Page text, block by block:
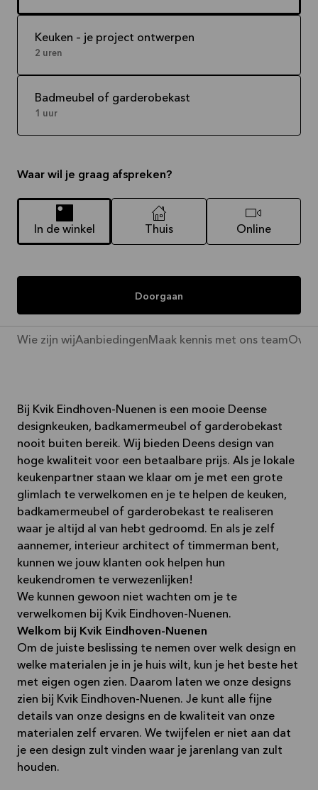
Keuken – je project ontwerpen
2 uren
Badmeubel of garderobekast
1 uur
Waar wil je graag afspreken?
In de winkel Thuis Online
Doorgaan
Wie zijn wijAanbiedingen Maak kennis met ons teamOver
Bij Kvik Eindhoven-Nuenen is een mooie Deense
designkeuken, badkamermeubel of garderobekast
nooit buiten bereik. Wij bieden Deens design van
hoge kwaliteit voor een betaalbare prijs. Als je lokale
keukenpartner staan we klaar om je met een grote
glimlach te verwelkomen en je te helpen de keuken,
badkamermeubel of garderobekast te realiseren
waar je altijd al van hebt gedroomd. En als je zelf
aannemer, interieur architect of timmerman bent,
kunnen we jouw klanten ook helpen hun
keukendromen te verwezenlijken!
We kunnen gewoon niet wachten om je te
verwelkomen bij Kvik Eindhoven-Nuenen.
Welkom bij Kvik Eindhoven-Nuenen
Om de juiste beslissing te nemen over welk design en
welke materialen je in je huis wilt, kun je het beste het
met eigen ogen zien. Daarom laten we onze designs
zien bij Kvik Eindhoven-Nuenen. Je kunt alle fijne
details van onze designs en de kwaliteit van onze
materialen zelf ervaren. We twijfelen er niet aan dat
je een design zult vinden waar je jarenlang van zult
houden.